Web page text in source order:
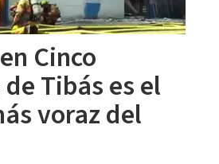
Cinco
Tibás es el
voraz del